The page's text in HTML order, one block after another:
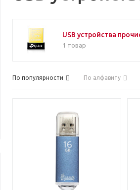
USB устройства
1 товар
По популярности По алфавиту